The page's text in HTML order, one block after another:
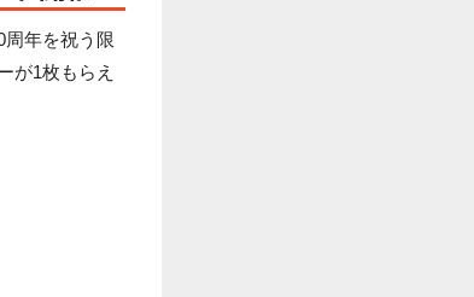
年を祝う限
が1枚もらえ